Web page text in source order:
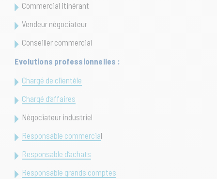
Commercial itinérant
Vendeur négociateur
Conseiller commercial
Evolutions professionnelles :
Chargé de clientèle
Chargé d’affaires
Négociateur industriel
Responsable commercial
Responsable d’achats
Responsable grands comptes